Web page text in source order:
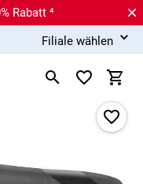
Rabatt ⁴
Filiale wählen